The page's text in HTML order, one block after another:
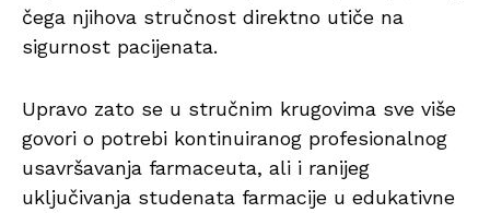
čega njihova stručnost direktno utiče na
sigurnost pacijenata.
Upravo zato se u stručnim krugovima sve više
govori o potrebi kontinuiranog profesionalnog
usavršavanja farmaceuta, ali i ranijeg
uključivanja studenata farmacije u edukativne